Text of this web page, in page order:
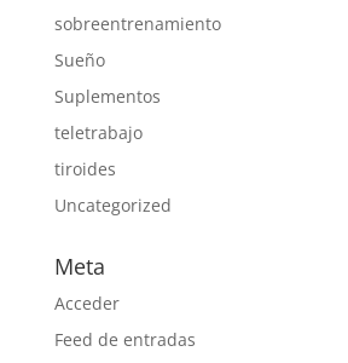
sobreentrenamiento
Sueño
Suplementos
teletrabajo
tiroides
Uncategorized
Meta
Acceder
Feed de entradas